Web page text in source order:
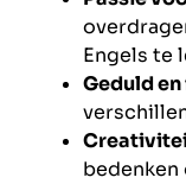
Engels te
Geduld
bedenken